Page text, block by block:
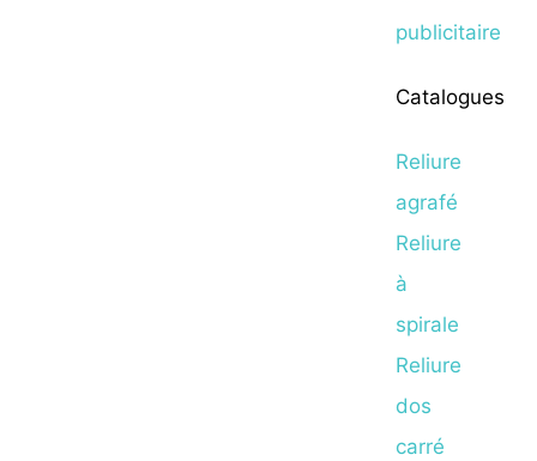
Catalogues
Reliure
agrafé
Reliure
à
spirale
Reliure
dos
carré